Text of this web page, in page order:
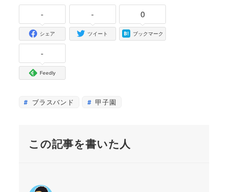
-
シェア
-
ツイート
0
ブックマーク
-
Feedly
ブラスバンド 甲子園
この記事を書いた人